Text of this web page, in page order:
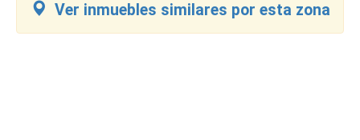
Ver inmuebles similares por esta zona